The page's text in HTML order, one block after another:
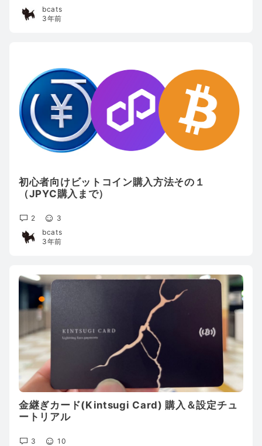
bcats
3年前
初心者向けビットコイン購入方法その１
（JPYC購入まで）
2
3
bcats
3年前
金継ぎカード(Kintsugi Card) 購入＆設定チュ
ートリアル
3
10